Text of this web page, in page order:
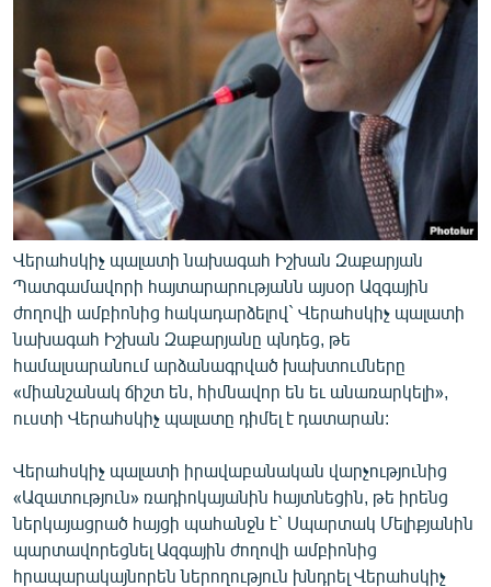
Վերահսկիչ պալատի նախագահ Իշխան Զաքարյան
Պատգամավորի հայտարարությանն այսօր Ազգային
ժողովի ամբիոնից հակադարձելով` Վերահսկիչ պալատի
նախագահ Իշխան Զաքարյանը պնդեց, թե
համալսարանում արձանագրված խախտումները
«միանշանակ ճիշտ են, հիմնավոր են եւ անառարկելի»,
ուստի Վերահսկիչ պալատը դիմել է դատարան:
Վերահսկիչ պալատի իրավաբանական վարչությունից
«Ազատություն» ռադիոկայանին հայտնեցին, թե իրենց
ներկայացրած հայցի պահանջն է` Սպարտակ Մելիքյանին
պարտավորեցնել Ազգային ժողովի ամբիոնից
հրապարակայնորեն ներողություն խնդրել Վերահսկիչ